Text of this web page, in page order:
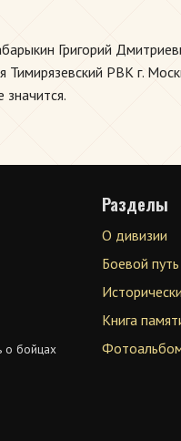
Григорий
РВК г.
о бойцах
Разделы
О дивизии
Боевой путь
Книга